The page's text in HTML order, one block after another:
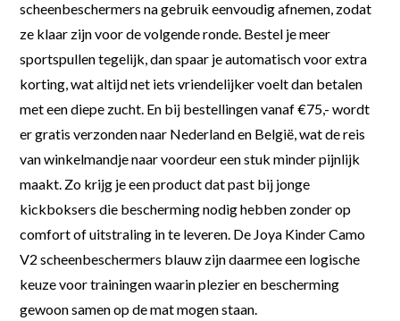
scheenbeschermers na gebruik eenvoudig afnemen, zodat
ze klaar zijn voor de volgende ronde. Bestel je meer
sportspullen tegelijk, dan spaar je automatisch voor extra
korting, wat altijd net iets vriendelijker voelt dan betalen
met een diepe zucht. En bij bestellingen vanaf €75,- wordt
er gratis verzonden naar Nederland en België, wat de reis
van winkelmandje naar voordeur een stuk minder pijnlijk
maakt. Zo krijg je een product dat past bij jonge
kickboksers die bescherming nodig hebben zonder op
comfort of uitstraling in te leveren. De Joya Kinder Camo
V2 scheenbeschermers blauw zijn daarmee een logische
keuze voor trainingen waarin plezier en bescherming
gewoon samen op de mat mogen staan.